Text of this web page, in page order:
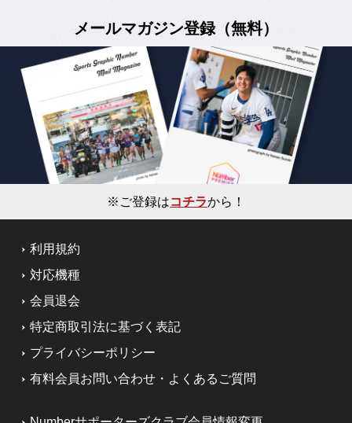
メールマガジン登録（無料）
※ご登録はコチラから！
利用規約
対応機種
会員退会
特定商取引法に基づく表記
プライバシーポリシー
有料会員お問い合わせ・よくあるご質問